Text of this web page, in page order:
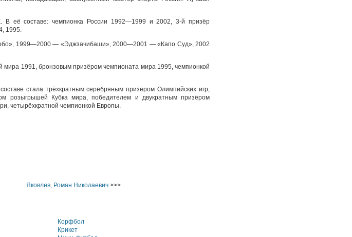
её составе: чемпионка России 1992—1999 и 2002, 3-й призёр
1995.
1999—2000 — «Эджзачибаши», 2000—2001 — «Капо Суд», 2002
1991, бронзовым призёром чемпионата мира 1995, чемпионкой
стала трёхкратным серебряным призёром Олимпийских игр,
розыгрышей Кубка мира, победителем и двукратным призёром
четырёхкратной чемпионкой Европы.
Яковлев, Роман Николаевич>>>
Корфбол
Крикет